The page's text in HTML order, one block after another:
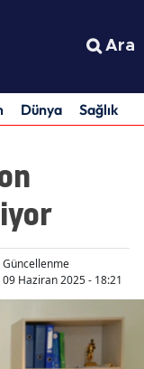
Ara
Dünya Sağlık
Güncellenme
09 Haziran 2025 - 18:21